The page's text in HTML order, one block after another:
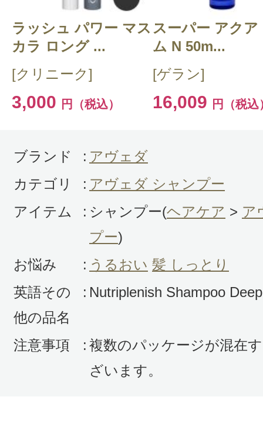
ア/ボリュームダウン(ヘア)/オーガニ
然派/ナチュラル化粧品
購入品：ニュートリプレニッシュ シ
ープ
説明をよく読んで自分の髪の毛の特
きめ細かい泡ですし、シャンプーだ
ちろんトリートメント、ヘアマス
が、仕上がりは大変よかったです。
アヴェダというブランドは以前か
したが、もっと早く使ってみたら良
プーより軋み、絡まりが全くないし
です。
ラッシュ パワー マス
カラ ロング ...
[クリニーク]
3,000 円（税込）
スーパー アクア
ム N 50m...
[ゲラン]
16,009 円（税込
ブランド : アヴェダ
カテゴリ
: アヴェダ シャンプー
アイテム
: シャンプー(ヘアケア > ア
プー)
お悩み
: うるおい 髪 しっとり
英語その
他の品名
: Nutriplenish Shampoo
注意事項 : 複数のパッケージが混在
ざいます。